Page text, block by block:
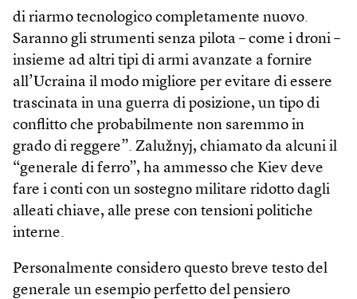
di riarmo tecnologico completamente nuovo.
Saranno gli strumenti senza pilota – come i droni –
insieme ad altri tipi di armi avanzate a fornire
all’Ucraina il modo migliore per evitare di essere
trascinata in una guerra di posizione, un tipo di
conflitto che probabilmente non saremmo in
grado di reggere”. Zalužnyj, chiamato da alcuni il
“generale di ferro”, ha ammesso che Kiev deve
fare i conti con un sostegno militare ridotto dagli
alleati chiave, alle prese con tensioni politiche
interne.
Personalmente considero questo breve testo del
generale un esempio perfetto del pensiero